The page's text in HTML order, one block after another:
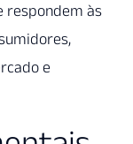
respondem às
e